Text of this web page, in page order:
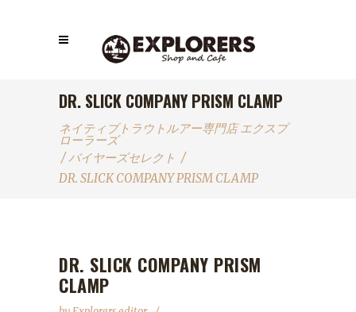
DR. SLICK COMPANY PRISM CLAMP
ネイティブトラウトルアー専門店 エクスプ
ローラーズ
/バイヤーズセレクト /
DR. SLICK COMPANY PRISM CLAMP
DR. SLICK COMPANY PRISM
CLAMP